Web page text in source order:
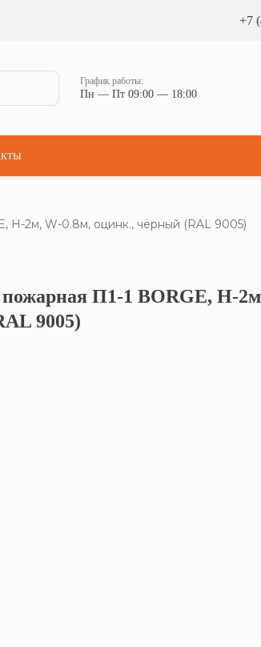
+7
График работы:
Пн — Пт 09:00 — 18:00
Чердачные
Н-2м, W-0.8м, оцинк., чёрный (RAL 9005)
Кликните, чтобы скопировать
П1-1 BORGE, Н-
9005)